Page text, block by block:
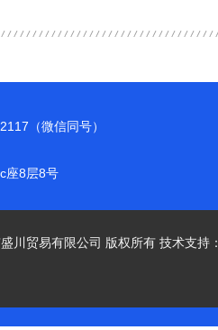
（微信同号）
座8层8号
川贸易有限公司 版权所有 技术支持：